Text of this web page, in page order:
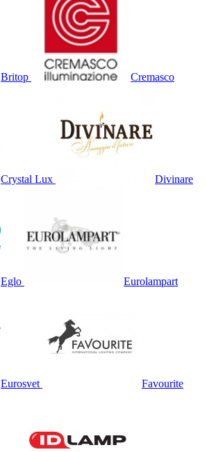
Britop Cremasco
Crystal Lux Divinare
Eglo Eurolampart
Eurosvet Favourite